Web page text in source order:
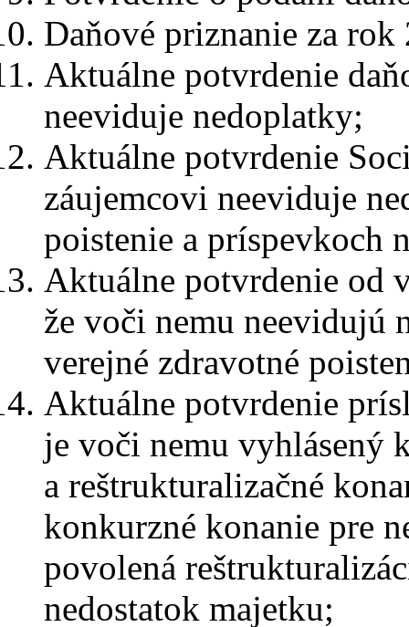
Daňové priznanie za rok
Aktuálne potvrdenie
neeviduje nedoplatky;
Aktuálne potvrdenie
záujemcovi neeviduje
poistenie a príspevkoch
Aktuálne potvrdenie od
že voči nemu neevidujú
verejné zdravotné
Aktuálne potvrdenie
je voči nemu vyhlásený
a reštrukturalizačné
konkurzné konanie pre
povolená
nedostatok majetku;